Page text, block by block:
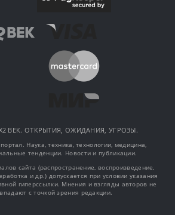
ВЕК. ОТКРЫТИЯ, ОЖИДАНИЯ, УГРОЗЫ.
Наука, техника, технологии, медицина,
тенденции. Новости и публикации.
сайта (распространение, воспроизведение,
и др.) допускается при условии указания
гиперссылки. Мнения и взгляды авторов не
с точкой зрения редакции.